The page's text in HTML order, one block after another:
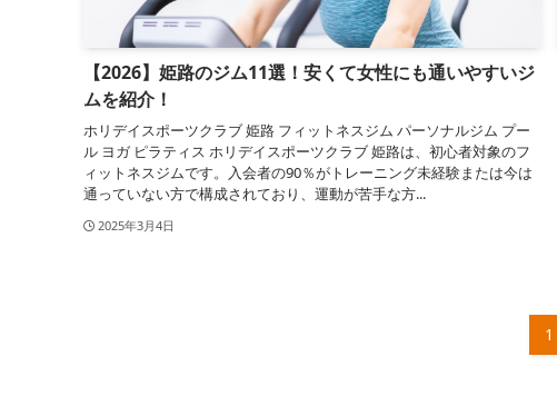
【2026】姫路のジム11選！安くて女性にも通いやすいジ
ムを紹介！
ホリデイスポーツクラブ 姫路 フィットネスジム パーソナルジム プー
ル ヨガ ピラティス ホリデイスポーツクラブ 姫路は、初心者対象のフ
ィットネスジムです。入会者の90％がトレーニング未経験または今は
通っていない方で構成されており、運動が苦手な方...
2025年3月4日
1